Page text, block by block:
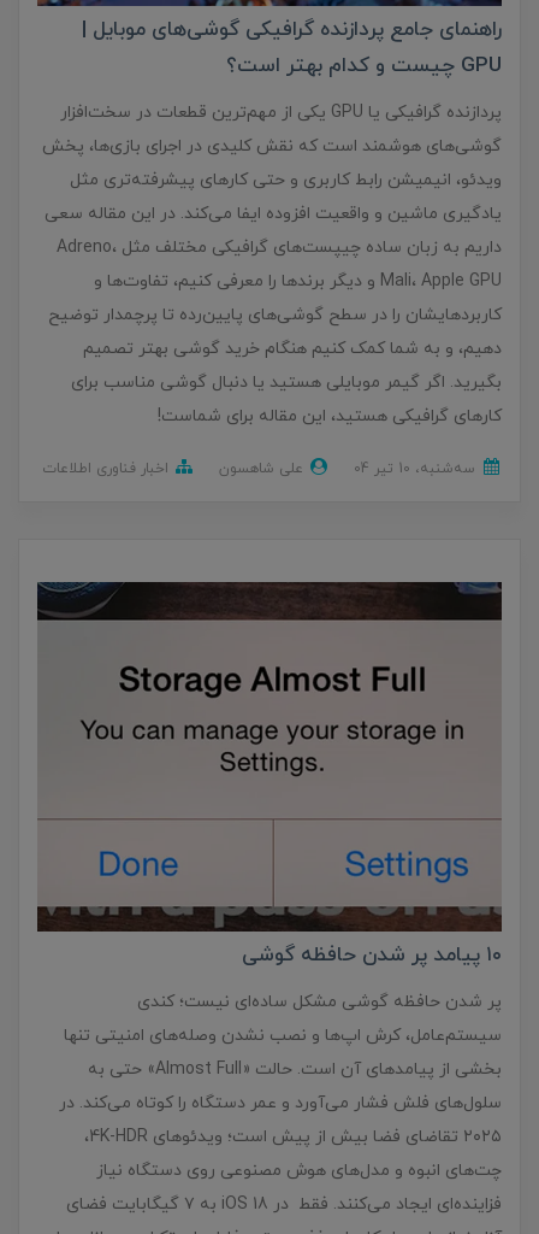
راهنمای جامع پردازنده‌ گرافیکی گوشی‌های موبایل |
GPU چیست و کدام بهتر است؟
پردازنده‌ گرافیکی یا GPU یکی از مهم‌ترین قطعات در سخت‌افزار
گوشی‌های هوشمند است که نقش کلیدی در اجرای بازی‌ها، پخش
ویدئو، انیمیشن رابط کاربری و حتی کارهای پیشرفته‌تری مثل
یادگیری ماشین و واقعیت افزوده ایفا می‌کند. در این مقاله سعی
داریم به زبان ساده چیپست‌های گرافیکی مختلف مثل Adreno،
Mali، Apple GPU و دیگر برندها را معرفی کنیم، تفاوت‌ها و
کاربردهایشان را در سطح گوشی‌های پایین‌رده تا پرچمدار توضیح
دهیم، و به شما کمک کنیم هنگام خرید گوشی بهتر تصمیم
بگیرید. اگر گیمر موبایلی هستید یا دنبال گوشی مناسب برای
کارهای گرافیکی هستید، این مقاله برای شماست!
ﺳﻪشنبه، 10 تير 04 علی شاهسون اخبار فناوری اطلاعات
۱۰ پیامد پر شدن حافظه گوشی
پر شدن حافظه گوشی مشکل ساده‌ای نیست؛ کندی
سیستم‌عامل، کرش اپ‌ها و نصب نشدن وصله‌های امنیتی تنها
بخشی از پیامدهای آن است. حالت «Almost Full» حتی به
سلول‌های فلش فشار می‌آورد و عمر دستگاه را کوتاه می‌کند. در
۲۰۲۵ تقاضای فضا بیش از پیش است؛ ویدئوهای 4K-HDR،
چت‌های انبوه و مدل‌های هوش مصنوعی روی دستگاه نیاز
فزاینده‌ای ایجاد می‌کنند. فقط در iOS 18 به ۷ گیگابایت فضای